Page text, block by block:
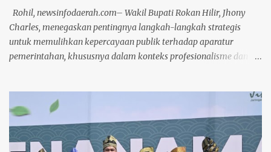
Dengan adanya saran masukan dari DPRD, kata Masykur,
diharapkan tata kelola pemerintahan yang baik dan
pemerintahan yang baik bisa terwuj...
Rohil, newsinfodaerah.com– Wakil Bupati Rokan Hilir, Jhony
Charles, menegaskan pentingnya langkah-langkah strategis
untuk memulihkan kepercayaan publik terhadap aparatur
pemerintahan, khususnya dalam konteks profesionalisme dan
Wabup menyoroti bahwa kepercayaan masyarakat dapat terkikis
apabila ASN terus bertahan dalam zona nyaman yang diwariskan
oleh sistem birokrasi feodal. Menurutnya, stagnasi kinerja yang
disebabkan oleh pola pikir birokratis harus segera ditinggalkan.